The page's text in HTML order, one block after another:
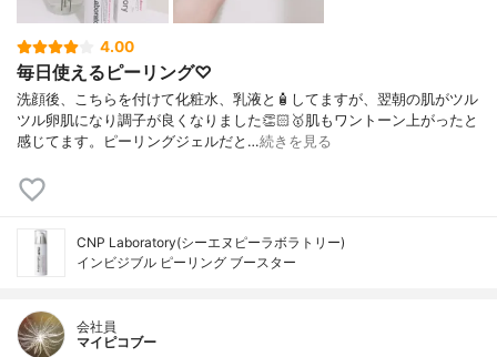
4.00
毎日使えるピーリング♡
洗顔後、こちらを付けて化粧水、乳液と🧴してますが、翌朝の肌がツル
ツル卵肌になり調子が良くなりました👏🏻🥇肌もワントーン上がったと
感じてます。ピーリングジェルだと…続きを見る
CNP Laboratory(シーエヌピーラボラトリー)
インビジブル ピーリング ブースター
会社員
マイピコブー